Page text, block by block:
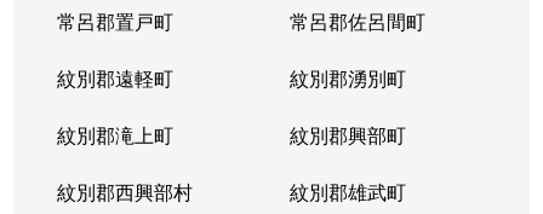
常呂郡置戸町 常呂郡佐呂間町
紋別郡遠軽町 紋別郡湧別町
紋別郡滝上町 紋別郡興部町
紋別郡西興部村 紋別郡雄武町